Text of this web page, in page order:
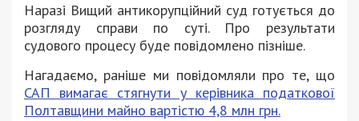
Наразі Вищий антикорупційний суд готується до
розгляду справи по суті. Про результати
судового процесу буде повідомлено пізніше.
Нагадаємо, раніше ми повідомляли про те, що
САП вимагає стягнути у керівника податкової
Полтавщини майно вартістю 4,8 млн грн.